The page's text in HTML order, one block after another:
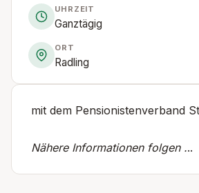
UHRZEIT
Ganztägig
ORT
Radling
mit dem Pensionistenverband
Nähere Informationen folgen ...